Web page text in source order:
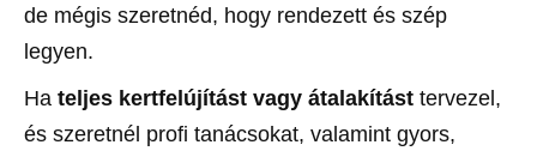
de mégis szeretnéd, hogy rendezett és szép
legyen.
Ha teljes kertfelújítást vagy átalakítást tervezel,
és szeretnél profi tanácsokat, valamint gyors,